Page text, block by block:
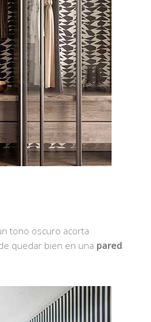
tono oscuro acorta
quedar bien en una pared